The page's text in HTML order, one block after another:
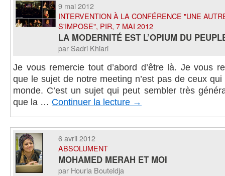
9 mai 2012
INTERVENTION À LA CONFÉRENCE "UNE
S'IMPOSE", PIR, 7 MAI 2012
LA MODERNITÉ EST L’OPIUM DU
par Sadri Khiari
Je vous remercie tout d’abord d’être là. Je vous
que le sujet de notre meeting n’est pas de ceux
monde. C’est un sujet qui peut sembler très
que la … Continuer la lecture →
6 avril 2012
ABSOLUMENT
MOHAMED MERAH ET MOI
par Houria Bouteldja